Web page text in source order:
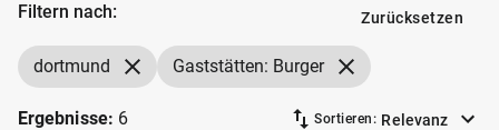
Filtern nach: Zurücksetzen
dortmund Gaststätten: Burger
Ergebnisse: 6 Sortieren: Relevanz